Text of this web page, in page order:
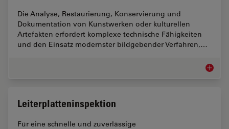
Die Analyse, Restaurierung, Konservierung und
Dokumentation von Kunstwerken oder kulturellen
Artefakten erfordert komplexe technische Fähigkeiten
und den Einsatz modernster bildgebender Verfahren,…
Leiterplatteninspektion
Für eine schnelle und zuverlässige